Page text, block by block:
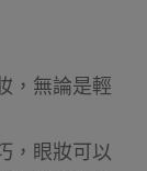
，無論是輕
，眼妝可以